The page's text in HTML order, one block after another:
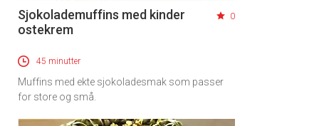
Sjokolademuffins med kinder
ostekrem
0
45 minutter
Muffins med ekte sjokoladesmak som passer
for store og små.